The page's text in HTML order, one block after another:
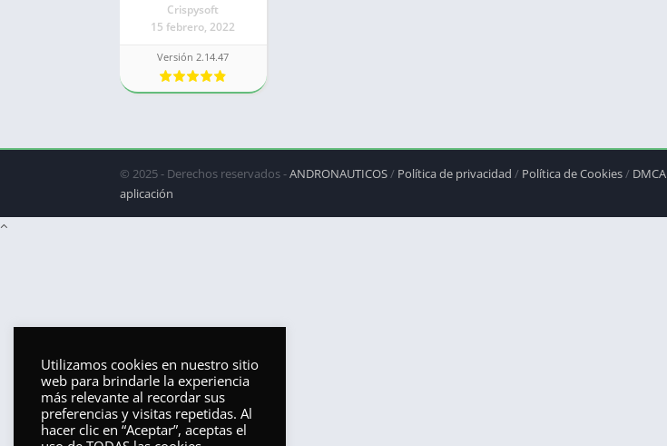
Crispysoft
15 febrero, 2022
Versión 2.14.47
© 2025 - Derechos reservados -ANDRONAUTICOS / Política de privacidad / Política de Cookies / DMCA
aplicación
Utilizamos cookies en nuestro sitio
web para brindarle la experiencia
más relevante al recordar sus
preferencias y visitas repetidas. Al
hacer clic en “Aceptar”, aceptas el